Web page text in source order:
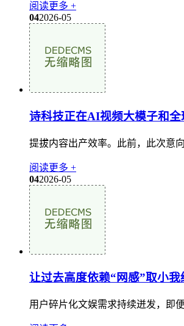
阅读更多 +
042026-05
诗科技正在AI视频大模子和
提拔内容出产效率。此前，此次意
阅读更多 +
042026-05
让过去高度依赖“网感”取小我
用户碎片化文娱需求持续迸发，即